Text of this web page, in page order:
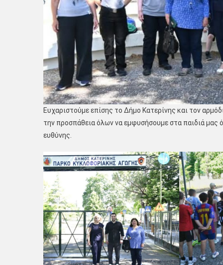
Ευχαριστούμε επίσης το Δήμο Κατερίνης και τον
την προσπάθεια όλων να εμφυσήσουμε στα παιδιά μας
ευθύνης.